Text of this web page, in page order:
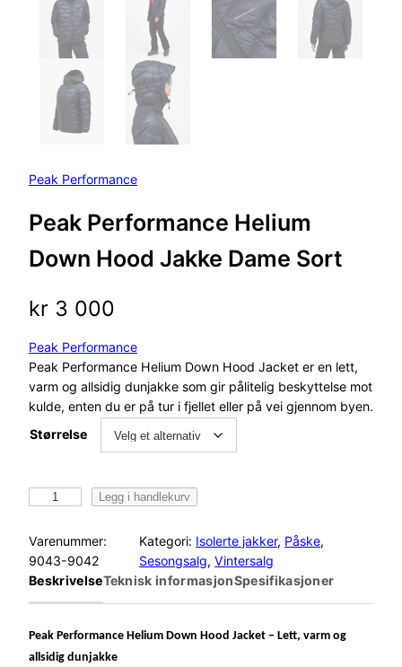
Peak Performance
Peak Performance Helium
Down Hood Jakke Dame Sort
kr 3 000
Peak Performance
Peak Performance Helium Down Hood Jacket er en lett,
varm og allsidig dunjakke som gir pålitelig beskyttelse mot
kulde, enten du er på tur i fjellet eller på vei gjennom byen.
Størrelse
a
k
P
f
o
Legg i handlekurv
Varenummer:
9043-9042
Kategori: Isolerte jakker, Påske
Sesongsalg, Vintersalg
BeskrivelseTeknisk informasjonSpesifikasjoner
Peak Performance Helium Down Hood Jacket – Lett, varm og
allsidig dunjakke